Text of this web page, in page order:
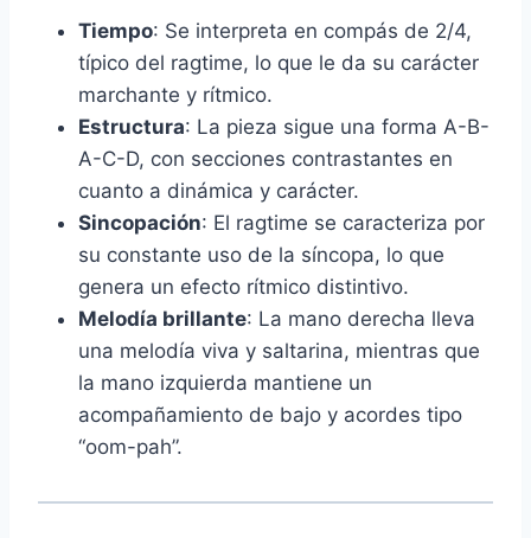
Tiempo: Se interpreta en compás de 2/4,
típico del ragtime, lo que le da su carácter
marchante y rítmico.
Estructura: La pieza sigue una forma A-B-
A-C-D, con secciones contrastantes en
cuanto a dinámica y carácter.
Sincopación: El ragtime se caracteriza por
su constante uso de la síncopa, lo que
genera un efecto rítmico distintivo.
Melodía brillante: La mano derecha lleva
una melodía viva y saltarina, mientras que
la mano izquierda mantiene un
acompañamiento de bajo y acordes tipo
“oom-pah”.